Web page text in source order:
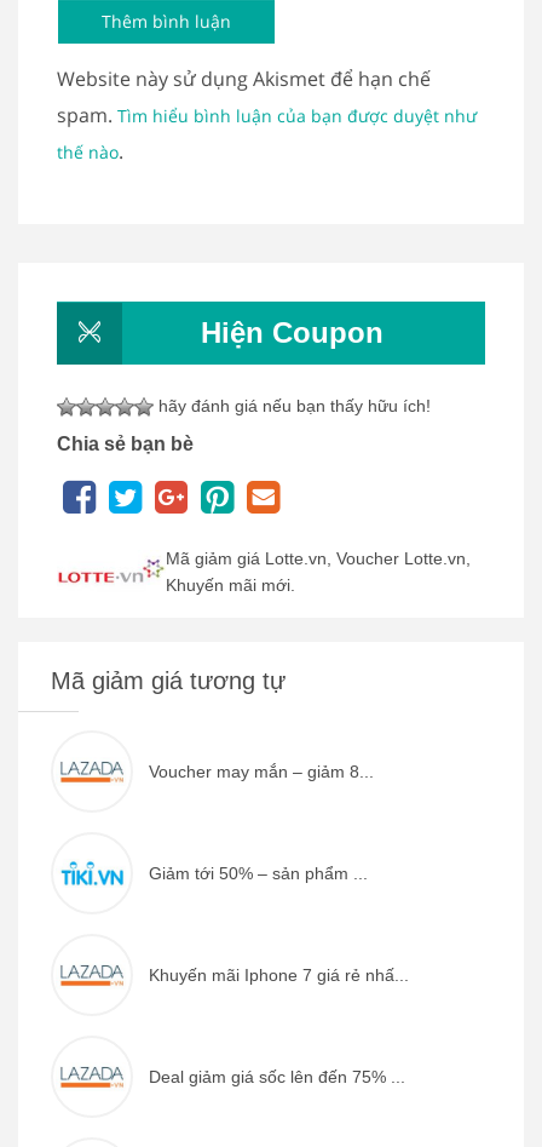
Website này sử dụng Akismet để hạn chế
spam. Tìm hiểu bình luận của bạn được duyệt như
thế nào.
Hiện Coupon
hãy đánh giá nếu bạn thấy hữu ích!
Chia sẻ bạn bè
Mã giảm giá Lotte.vn, Voucher Lotte.vn,
Khuyến mãi mới.
Mã giảm giá tương tự
Voucher may mắn – giảm 8...
Giảm tới 50% – sản phẩm ...
Khuyến mãi Iphone 7 giá rẻ nhấ...
Deal giảm giá sốc lên đến 75% ...